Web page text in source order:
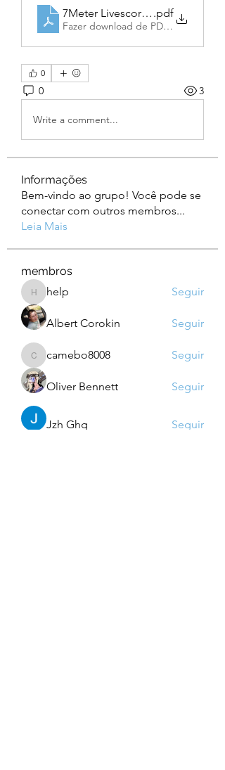
7Meter Livescore – A
.pdf
Fazer download de PDF • 5.99MB
0
0 3
Write a comment...
Informações
Bem-vindo ao grupo! Você pode se
conectar com outros membros...
Leia Mais
membros
helphelp Seguir
Albert Corokin Seguir
camebo8008
camebo8008 Seguir
Oliver Bennett Seguir
Jzh Ghg
Seguir